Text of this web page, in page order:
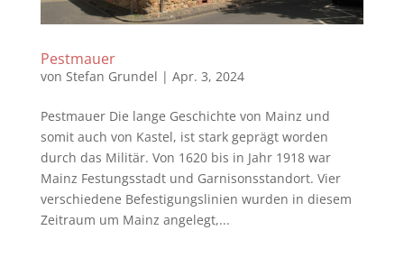
Pestmauer
von Stefan Grundel | Apr. 3, 2024
Pestmauer Die lange Geschichte von Mainz und
somit auch von Kastel, ist stark geprägt worden
durch das Militär. Von 1620 bis in Jahr 1918 war
Mainz Festungsstadt und Garnisonsstandort. Vier
verschiedene Befestigungslinien wurden in diesem
Zeitraum um Mainz angelegt,...